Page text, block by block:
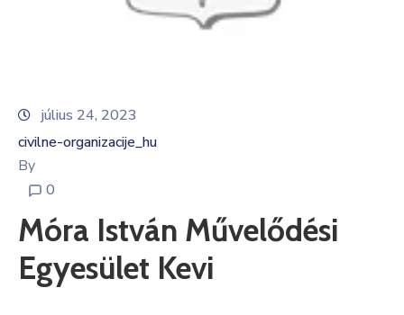
Magyar
július 24, 2023
civilne-organizacije_hu
By
0
Móra István Művelődési
Egyesület Kevi